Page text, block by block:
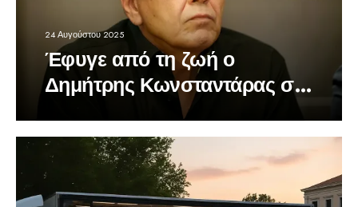
24 Αυγούστου 2025
Έφυγε από τη ζωή ο
Δημήτρης Κωνσταντάρας στα